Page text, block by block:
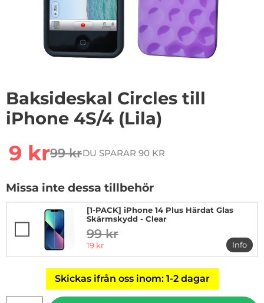
Baksideskal Circles till
iPhone 4S/4 (Lila)
rea pris
9 krtidigare pris
99 krDU SPARAR 90 KR
Missa inte dessa tillbehör
[1-PACK] iPhone 14 Plus Härdat Glas
Skärmskydd - Clear
tidigare pris
99 kr
rea pris
19 kr
Info
mer
Skickas ifrån oss inom: 1-2 dagar